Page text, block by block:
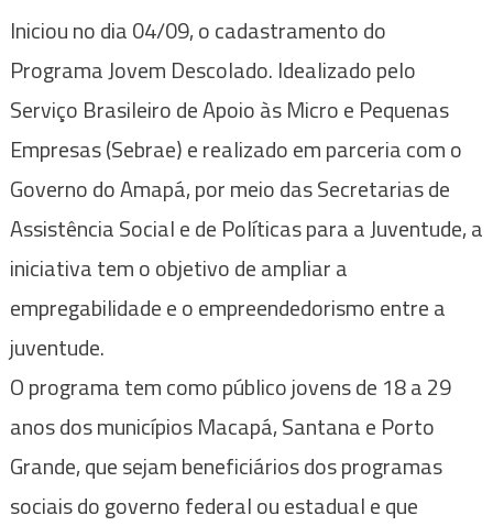
Iniciou no dia 04/09, o cadastramento do
Programa Jovem Descolado. Idealizado pelo
Serviço Brasileiro de Apoio às Micro e Pequenas
Empresas (Sebrae) e realizado em parceria com o
Governo do Amapá, por meio das Secretarias de
Assistência Social e de Políticas para a Juventude, a
iniciativa tem o objetivo de ampliar a
empregabilidade e o empreendedorismo entre a
juventude.
O programa tem como público jovens de 18 a 29
anos dos municípios Macapá, Santana e Porto
Grande, que sejam beneficiários dos programas
sociais do governo federal ou estadual e que